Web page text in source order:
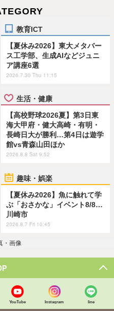
教育ICT
【夏休み2026】東大メタバー
ス工学部、生成AIなどジュニ
ア講座6選
2026.7.30 Thu 11:15
生活・健康
【高校野球2026夏】第3日東
海大甲府・健大高崎・有明・
長崎日大が勝利…第4日は遊学
館vs青森山田ほか
2026.8.8 Sat 9:52
趣味・娯楽
【夏休み2026】魚に触れて学
ぶ「おさかな」イベント8/8…
川崎市
2026.8.7 Fri 10:45
・画像
YouTube Instagram line